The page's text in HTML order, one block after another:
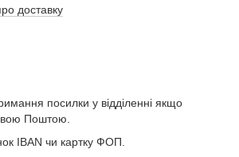
доставку
посилки у відділенні якщо
Поштою.
IBAN чи картку ФОП.